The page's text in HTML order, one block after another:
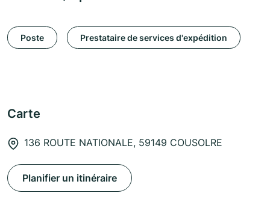
Poste Prestataire de services d'expédition
Carte
136 ROUTE NATIONALE, 59149 COUSOLRE
Planifier un itinéraire